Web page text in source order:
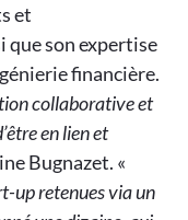
et
que son expertise
financière.
collaborative et
en lien et
Bugnazet. «
up retenues via un